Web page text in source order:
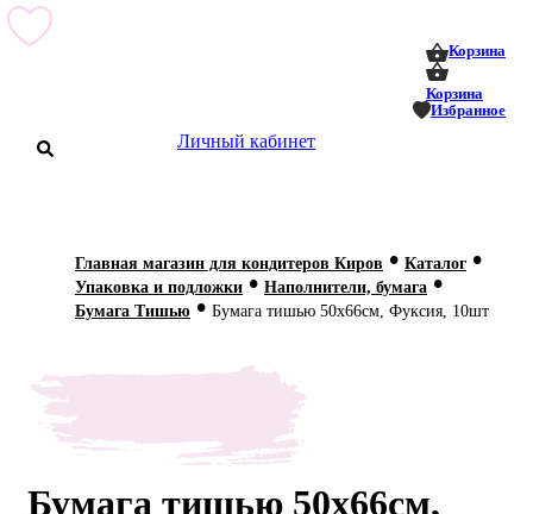
Корзина
Корзина
Избранное
Личный кабинет
О нас
Главная магазин для кондитеров Киров • Каталог •
Упаковка и подложки • Наполнители, бумага •
Бумага Тишью • Бумага тишью 50х66см, Фуксия, 10шт
Бумага тишью 50х66см,